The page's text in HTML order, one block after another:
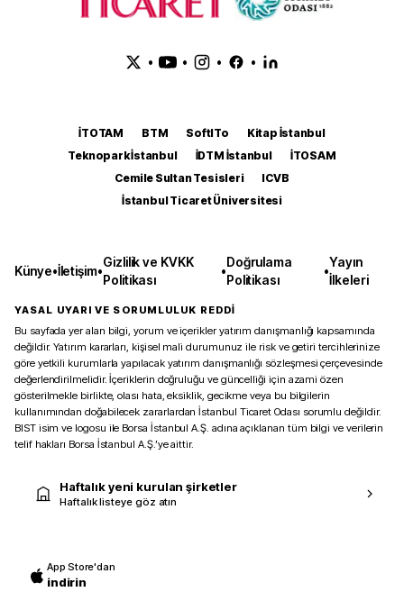
• • • •
İTOTAM BTM SoftITo
Kitap İstanbul
Teknopark İstanbul
İDTM İstanbul
İTOSAM
Cemile Sultan Tesisleri
ICVB
İstanbul Ticaret Üniversitesi
Künye•İletişim•
Gizlilik ve KVKK
Politikası
•
Doğrulama
Politikası
•
Yayın
İlkeleri
YASAL UYARI VE SORUMLULUK REDDİ
Bu sayfada yer alan bilgi, yorum ve içerikler yatırım danışmanlığı kapsamında
değildir. Yatırım kararları, kişisel mali durumunuz ile risk ve getiri tercihlerinize
göre yetkili kurumlarla yapılacak yatırım danışmanlığı sözleşmesi çerçevesinde
değerlendirilmelidir. İçeriklerin doğruluğu ve güncelliği için azami özen
gösterilmekle birlikte, olası hata, eksiklik, gecikme veya bu bilgilerin
kullanımından doğabilecek zararlardan İstanbul Ticaret Odası sorumlu değildir.
BIST isim ve logosu ile Borsa İstanbul A.Ş. adına açıklanan tüm bilgi ve verilerin
telif hakları Borsa İstanbul A.Ş.’ye aittir.
Haftalık yeni kurulan şirketler
Haftalık listeye göz atın
App Store'dan
indirin